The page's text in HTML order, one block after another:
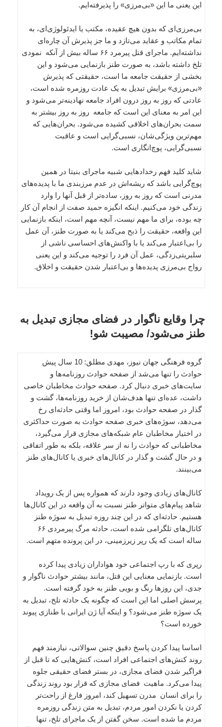
این یعنی ما این «بی‌مرزی» را پذیرفته‌ایم.
بی‌مرزی‌ای که بدون هیچ عقیده، مکتب یا ایدئولوژی‌ای، به
تمام مکاتب و عقاید می‌تازد و ما جز پذیرش آن چاره‌ای
نداشته‌ایم. ماجرای قتل پیرمرد ۶۶ ساله بیش از آنکه نمودی
تلخ داشته باشد، به صورت طنز بازنمایی می‌شود و این
بخشی از حقیقت جامعه ما است، حقیقتی که پذیرش
«بی‌مرزی» برایش تبدیل به یک عادت روزمره شده است،
عادتی که روز به روز درون افراد جامعه نهادینه‌تر می‌شود و
این امر به معنای این است که جامعه روز به روز بیشتر به
سمت بحران‌های اخلاقی کشیده می‌شود. بحران‌هایی که
مهم‌ترین ویژگی‌شان، نسبی‌گرایی است و عاقبت
نسبی‌گرایی، پوچ‌انگاری است.
شاید کلید فهم رخدادهایی شبیه ماجرای بنیتا در همین
پوچ‌گرایی باشد که ریشه‌اش در عدم مرزبندی ما با پدیده‌های
مدرنی است که روز به روز، ساده‌تر از قبل آنها را وارد
زندگی خود می‌کنیم. اینکه انگیزه حمید صفت از انجام آن کار
چه بوده، برای ما مهم نیست، آنچه مهم است، اینکه بازنمایی
این واقعه، حقیقت را ذبح می‌کند یا به صورت طنز، آن عمل
را بی‌اعتبار می‌کند یا با واکنش‌های احساسی ناشی از
سلبریتی‌زدگی، عمل آن فرد را توجیه می‌کند و این یعنی
رواج بی‌مرزی پدیده‌ها و بی‌اعتبار شدن حقیقت و اخلاق.
چرا وقایع ناگوار در فضای مجازی تبدیل به
طنز می‌شود/ مصیبت شو!
گروه فرهنگی جهان نیوز، مهدی مطلق: 10 سال پیش
حوادث را تنها می‌شد از صفحه حوادث روزنامه‌ها و
سایت‌های خبری دنبال کرد. صفحه حوادث مخاطبان خاصی
داشت، عده‌ای تنها هدف‌شان از خرید روزنامه‌ها، گشت و
گذار در صفحه حوادث بود، امروز اما وقتی حادثه‌ای رخ
می‌دهد، سوژه‌های خبری صفحه حوادث به صورت حداکثری
در اختیار مخاطبان عام شبکه‌های مجازی قرار می‌گیرد،
مخاطبانی که حوادث را نه از سر علاقه، بلکه به طور اتفاقی
و در حال گشت و گذار در کانال‌های خبری یا کانال‌های طنز
می‌بینند.
کانال‌های زیادی وجود دارند که همواره پس از یک رویداد
شاهد پیام‌های متواتر طنز نسبت به آن واقعه در این کانال‌ها
هستیم. حادثه‌ای که در این چند روزه تبدیل به سوژه طنز
کانال‌های تلگرامی شده است، حادثه مرگ پیرمردی ۶۶
ساله است که یک رپر زیرزمینی، در این پرونده متهم است.
رپری که با رپ اجتماعی خود هواداران زیادی پیدا کرده
است. بازنمایی معنایی این قتل، مانند بیشتر حوادث ناگوار و
جدی، این روزها رنگ و بویی طنز به خود گرفته است.
پرسش اصلی اما این است که چگونه یک حادثه تلخ، تبدیل به
یک سوژه طنز می‌شود؟ و اینکه آیا ژن ایرانی با طنازی پیوند
خورده است؟
اساسا پیدا کردن پاسخ دقیق چنین سوالاتی، نیازمند فهم
روند کنش‌های اجتماعی افراد است، کنش‌هایی که تا قبل از
فراگیر شدن فضای مجازی، در بستر فضای حقیقی جلوه
پیدا می‌کرد. ماهیت فضای مجازی که قرار بود روند زندگی
را برای انسان مدرن تسهیل کند، امروز فارغ از راحت‌تر
کردن یا نکردن امور مردم، تبدیل به متن زندگی روزمره
مردم ما شده است. سخن گفتن از یک ماجرای تلخ، تنها